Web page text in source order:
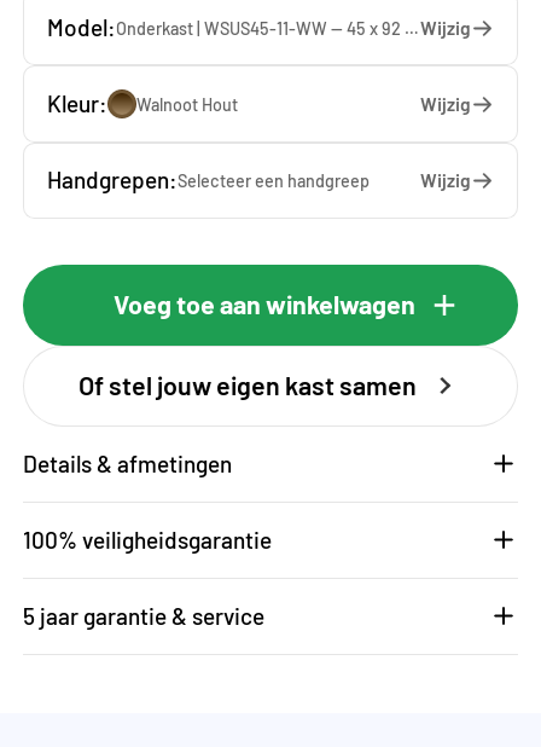
Model: Onderkast | WSUS45-11-WW — 45 x 92 x 65 cmWijzig
Kleur: Walnoot Hout Wijzig
Handgrepen:Selecteer een handgreep Wijzig
Voeg toe aan winkelwagen
Of stel jouw eigen kast samen
Details & afmetingen
100% veiligheidsgarantie
5 jaar garantie & service